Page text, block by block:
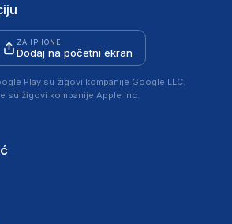
ZA IPHONE
Dodaj na početni ekran
Play su žigovi kompanije Google LLC.
su žigovi kompanije Apple Inc.